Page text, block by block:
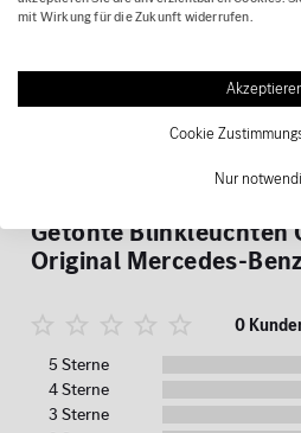
Getönte Blinkleuchten
Original Mercedes-Benz
0
5 Sterne
4 Sterne
3 Sterne
mit Wirkung für die Zukunft widerrufen.
Cookie
Nur